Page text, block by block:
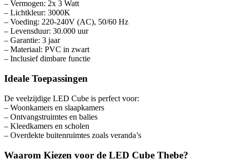
– Vermogen: 2x 3 Watt
– Lichtkleur: 3000K
– Voeding: 220-240V (AC), 50/60 Hz
– Levensduur: 30.000 uur
– Garantie: 3 jaar
– Materiaal: PVC in zwart
– Inclusief dimbare functie
Ideale Toepassingen
De veelzijdige LED Cube is perfect voor:
– Woonkamers en slaapkamers
– Ontvangstruimtes en balies
– Kleedkamers en scholen
– Overdekte buitenruimtes zoals veranda’s
Waarom Kiezen voor de LED Cube Thebe?